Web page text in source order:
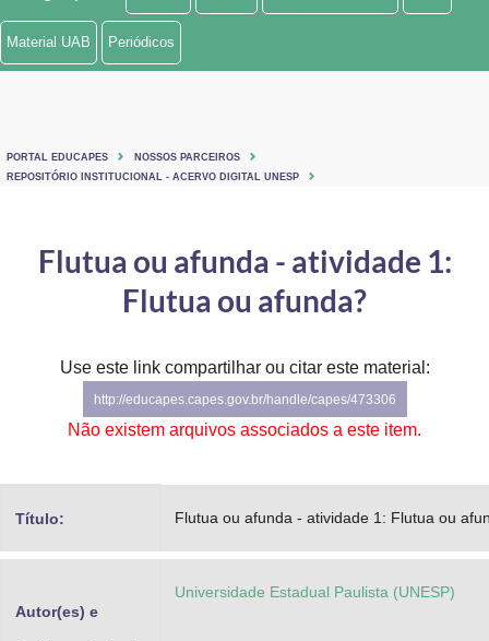
Ministério de Minas e Energia
Ministério do Turismo
Controladoria-Geral da União
Secretaria-Geral
Advocacia-Geral da União
Banco Central do Brasil
Planalto
Material UAB Periódicos
PORTAL EDUCAPES
NOSSOS PARCEIROS
REPOSITÓRIO INSTITUCIONAL - ACERVO DIGITAL UNESP
Flutua ou afunda - atividade 1:
Flutua ou afunda?
Use este link compartilhar ou citar este material:
http://educapes.capes.gov.br/handle/capes/473306
Não existem arquivos associados a este item.
Título: Flutua ou afunda - atividade 1: Flutua ou
Autor(es) e
Universidade Estadual Paulista (UNESP)